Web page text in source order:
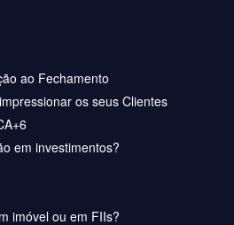
ao Fechamento
os seus Clientes
em investimentos?
imóvel ou em FIIs?